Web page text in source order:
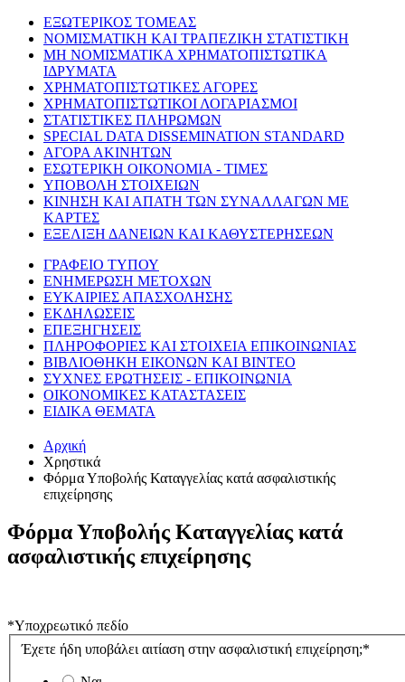
ΕΞΩΤΕΡΙΚΟΣ ΤΟΜΕΑΣ
ΝΟΜΙΣΜΑΤΙΚΗ ΚΑΙ ΤΡΑΠΕΖΙΚΗ ΣΤΑΤΙΣΤΙΚΗ
ΜΗ ΝΟΜΙΣΜΑΤΙΚΑ ΧΡΗΜΑΤΟΠΙΣΤΩΤΙΚΑ
ΙΔΡΥΜΑΤΑ
ΧΡΗΜΑΤΟΠΙΣΤΩΤΙΚΕΣ ΑΓΟΡΕΣ
ΧΡΗΜΑΤΟΠΙΣΤΩΤΙΚΟΙ ΛΟΓΑΡΙΑΣΜΟΙ
ΣΤΑΤΙΣΤΙΚΕΣ ΠΛΗΡΩΜΩΝ
SPECIAL DATA DISSEMINATION STANDARD
ΑΓΟΡΑ ΑΚΙΝΗΤΩΝ
ΕΣΩΤΕΡΙΚΗ ΟΙΚΟΝΟΜΙΑ - ΤΙΜΕΣ
ΥΠΟΒΟΛΗ ΣΤΟΙΧΕΙΩΝ
ΚΙΝΗΣΗ ΚΑΙ ΑΠΑΤΗ ΤΩΝ ΣΥΝΑΛΛΑΓΩΝ ΜΕ
ΚΑΡΤΕΣ
ΕΞΕΛΙΞΗ ΔΑΝΕΙΩΝ ΚΑΙ ΚΑΘΥΣΤΕΡΗΣΕΩΝ
ΓΡΑΦΕΙΟ ΤΥΠΟΥ
ΕΝΗΜΕΡΩΣΗ ΜΕΤΟΧΩΝ
ΕΥΚΑΙΡΙΕΣ ΑΠΑΣΧΟΛΗΣΗΣ
ΕΚΔΗΛΩΣΕΙΣ
ΕΠΕΞΗΓΗΣΕΙΣ
ΠΛΗΡΟΦΟΡΙΕΣ ΚΑΙ ΣΤΟΙΧΕΙΑ ΕΠΙΚΟΙΝΩΝΙΑΣ
ΒΙΒΛΙΟΘΗΚΗ ΕΙΚΟΝΩΝ ΚΑΙ ΒΙΝΤΕΟ
ΣΥΧΝΕΣ ΕΡΩΤΗΣΕΙΣ - ΕΠΙΚΟΙΝΩΝΙΑ
ΟΙΚΟΝΟΜΙΚΕΣ ΚΑΤΑΣΤΑΣΕΙΣ
ΕΙΔΙΚΑ ΘΕΜΑΤΑ
Αρχική
Χρηστικά
Φόρμα Υποβολής Καταγγελίας κατά ασφαλιστικής
επιχείρησης
Φόρμα Υποβολής Καταγγελίας κατά
ασφαλιστικής επιχείρησης
*Υποχρεωτικό πεδίο
Έχετε ήδη υποβάλει αιτίαση στην ασφαλιστική επιχείρηση;*